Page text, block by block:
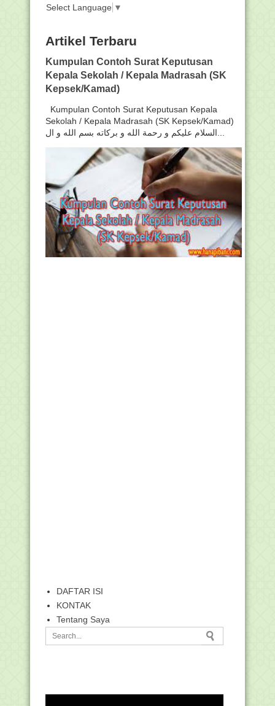
Select Language ▼
Artikel Terbaru
Kumpulan Contoh Surat Keputusan
Kepala Sekolah / Kepala Madrasah (SK
Kepsek/Kamad)
Kumpulan Contoh Surat Keputusan Kepala
Sekolah / Kepala Madrasah (SK Kepsek/Kamad)
DAFTAR ISI
KONTAK
Tentang Saya